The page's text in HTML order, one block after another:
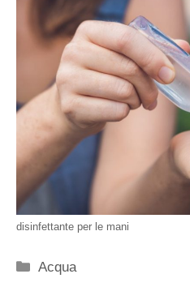
disinfettante per le mani
Categorie
Acqua